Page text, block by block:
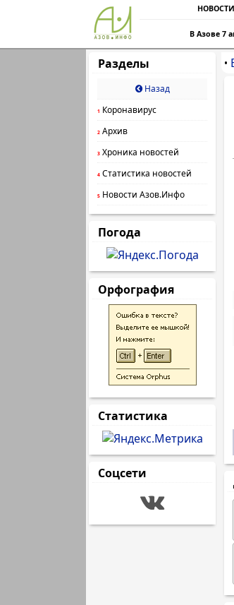
В Азове 7
Разделы
Назад
1 Коронавирус
2 Архив
3 Хроника новостей
4 Статистика новостей
5 Новости Азов.Инфо
Погода
Орфография
Статистика
Соцсети
•